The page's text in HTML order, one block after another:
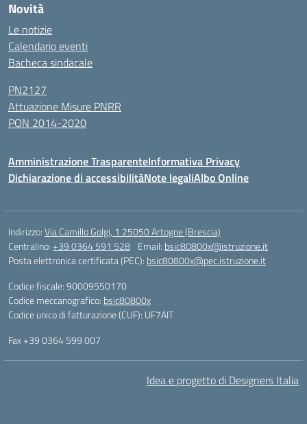
Novità
Le notizie
Calendario eventi
Bacheca sindacale
PN2127
Attuazione Misure PNRR
PON 2014-2020
Amministrazione TrasparenteInformativa Privacy
Dichiarazione di accessibilitàNote legaliAlbo Online
Indirizzo:Via Camillo Golgi, 1 25050 Artogne (Brescia)
Centralino:+39 0364 591 528 Email: bsic80800x@istruzione.it
Posta elettronica certificata (PEC): bsic80800x@pec.istruzione.it
Codice fiscale: 90009550170
Codice meccanografico: bsic80800x
Codice unico di fatturazione (CUF): UF7AIT
Fax +39 0364 599 007
Idea e progetto di Designers Italia